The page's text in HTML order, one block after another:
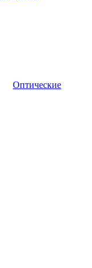
Оптические